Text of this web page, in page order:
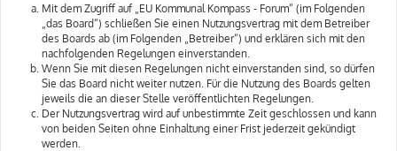
Mit dem Zugriff auf „EU Kommunal Kompass - Forum“ (im Folgenden
„das Board“) schließen Sie einen Nutzungsvertrag mit dem Betreiber
des Boards ab (im Folgenden „Betreiber“) und erklären sich mit den
nachfolgenden Regelungen einverstanden.
Wenn Sie mit diesen Regelungen nicht einverstanden sind, so dürfen
Sie das Board nicht weiter nutzen. Für die Nutzung des Boards gelten
jeweils die an dieser Stelle veröffentlichten Regelungen.
Der Nutzungsvertrag wird auf unbestimmte Zeit geschlossen und kann
von beiden Seiten ohne Einhaltung einer Frist jederzeit gekündigt
werden.